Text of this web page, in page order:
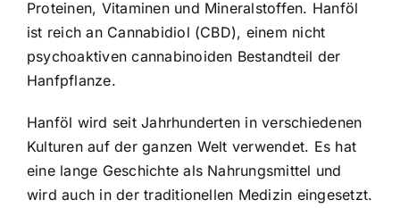
Proteinen, Vitaminen und Mineralstoffen. Hanföl
ist reich an Cannabidiol (CBD), einem nicht
psychoaktiven cannabinoiden Bestandteil der
Hanfpflanze.
Hanföl wird seit Jahrhunderten in verschiedenen
Kulturen auf der ganzen Welt verwendet. Es hat
eine lange Geschichte als Nahrungsmittel und
wird auch in der traditionellen Medizin eingesetzt.